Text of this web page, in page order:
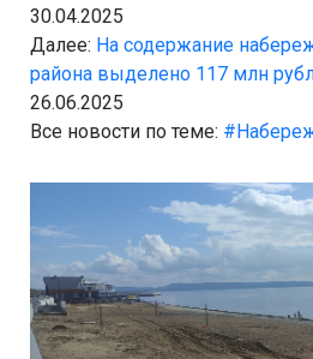
30.04.2025
Далее: На содержание
района выделено 117 млн
26.06.2025
Все новости по теме: